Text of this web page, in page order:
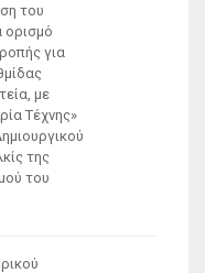
του
ορισμό
για
με
Τέχνης»
της
του